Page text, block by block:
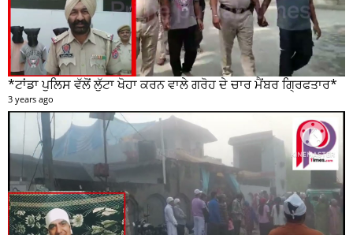
*ਟਾਂਡਾ ਪੁਲਿਸ ਵੱਲੋਂ ਲੁੱਟਾ ਖੋਹਾ ਕਰਨ ਵਾਲੇ ਗਰੋਹ ਦੇ ਚਾਰ ਮੈਂਬਰ ਗ੍ਰਿਫਤਾਰ*
3 years ago